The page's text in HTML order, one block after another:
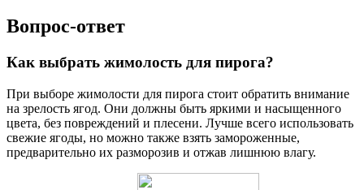
Вопрос-ответ
Как выбрать жимолость для пирога?
При выборе жимолости для пирога стоит обратить внимание
на зрелость ягод. Они должны быть яркими и насыщенного
цвета, без повреждений и плесени. Лучше всего использовать
свежие ягоды, но можно также взять замороженные,
предварительно их разморозив и отжав лишнюю влагу.